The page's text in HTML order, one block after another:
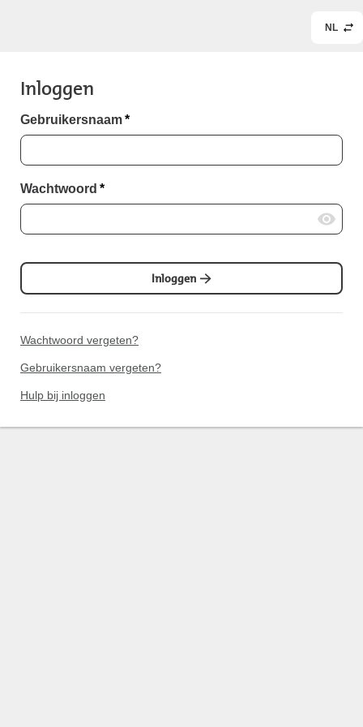
NL
Inloggen
Gebruikersnaam*
Wachtwoord *
Inloggen
Wachtwoord vergeten?
Gebruikersnaam vergeten?
Hulp bij inloggen